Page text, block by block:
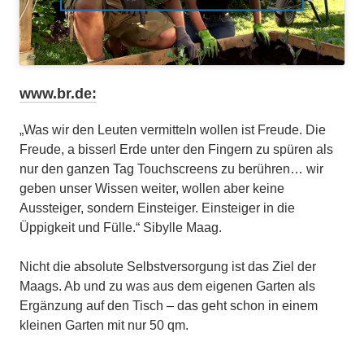
www.br.de:
„Was wir den Leuten vermitteln wollen ist Freude. Die
Freude, a bisserl Erde unter den Fingern zu spüren als
nur den ganzen Tag Touchscreens zu berühren… wir
geben unser Wissen weiter, wollen aber keine
Aussteiger, sondern Einsteiger. Einsteiger in die
Üppigkeit und Fülle.“ Sibylle Maag.
Nicht die absolute Selbstversorgung ist das Ziel der
Maags. Ab und zu was aus dem eigenen Garten als
Ergänzung auf den Tisch – das geht schon in einem
kleinen Garten mit nur 50 qm.